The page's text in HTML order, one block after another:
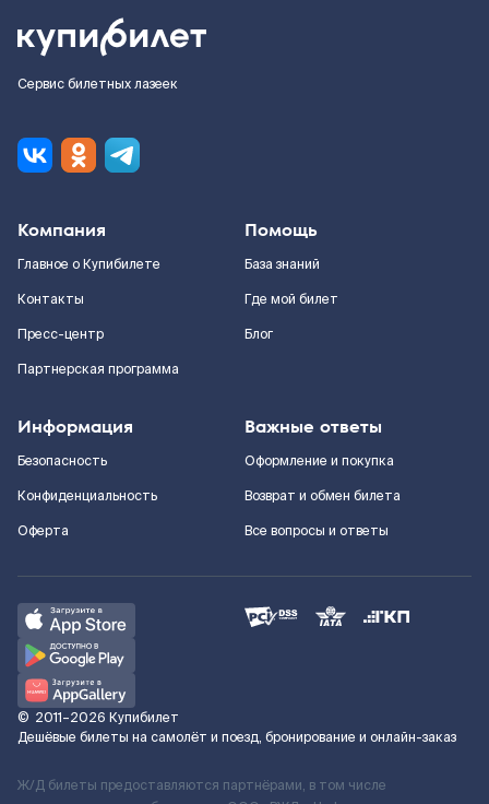
Сервис билетных лазеек
Компания
Главное о Купибилете
Контакты
Пресс-центр
Партнерская программа
Помощь
База знаний
Где мой билет
Блог
Информация
Безопасность
Конфиденциальность
Оферта
Важные ответы
Оформление и покупка
Возврат и обмен билета
Все вопросы и ответы
© 2011–2026 Купибилет
Дешёвые билеты на самолёт и поезд, бронирование и онлайн-заказ
Ж/Д билеты предоставляются партнёрами, в том числе